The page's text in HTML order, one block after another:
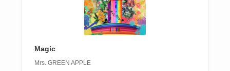
Magic
Mrs. GREEN APPLE